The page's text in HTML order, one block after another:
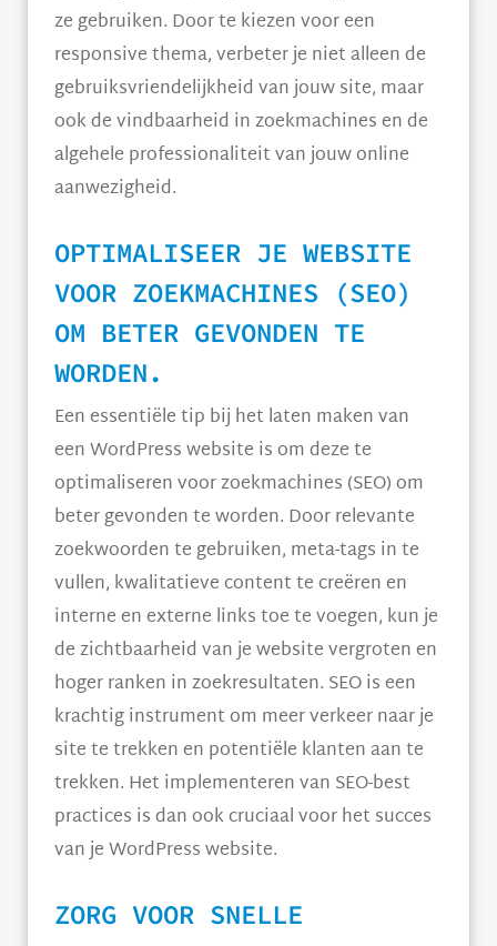
ze gebruiken. Door te kiezen voor een
responsive thema, verbeter je niet alleen de
gebruiksvriendelijkheid van jouw site, maar
ook de vindbaarheid in zoekmachines en de
algehele professionaliteit van jouw online
aanwezigheid.
OPTIMALISEER JE WEBSITE
VOOR ZOEKMACHINES (SEO)
OM BETER GEVONDEN TE
WORDEN.
Een essentiële tip bij het laten maken van
een WordPress website is om deze te
optimaliseren voor zoekmachines (SEO) om
beter gevonden te worden. Door relevante
zoekwoorden te gebruiken, meta-tags in te
vullen, kwalitatieve content te creëren en
interne en externe links toe te voegen, kun je
de zichtbaarheid van je website vergroten en
hoger ranken in zoekresultaten. SEO is een
krachtig instrument om meer verkeer naar je
site te trekken en potentiële klanten aan te
trekken. Het implementeren van SEO-best
practices is dan ook cruciaal voor het succes
van je WordPress website.
ZORG VOOR SNELLE